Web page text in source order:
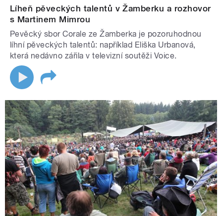
Líheň pěveckých talentů v Žamberku a rozhovor
s Martinem Mimrou
Pevěcký sbor Corale ze Žamberka je pozoruhodnou
líhní pěveckých talentů: například Eliška Urbanová,
která nedávno zářila v televizní soutěži Voice.